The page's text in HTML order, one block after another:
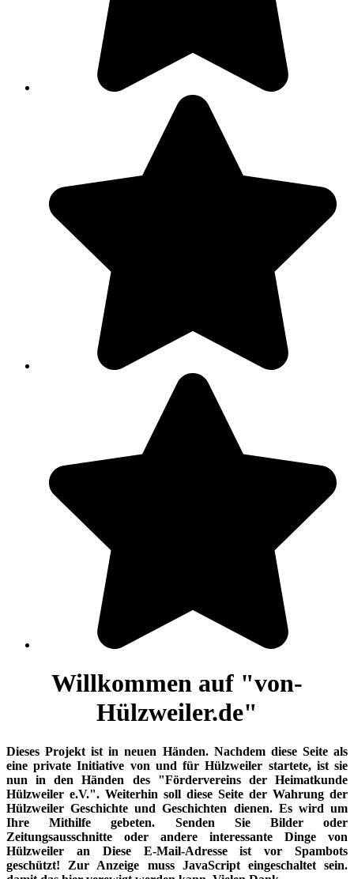
Willkommen auf "von-
Hülzweiler.de"
Dieses Projekt ist in neuen Händen. Nachdem diese Seite als
eine private Initiative von und für Hülzweiler startete, ist sie
nun in den Händen des "Fördervereins der Heimatkunde
Hülzweiler e.V.". Weiterhin soll diese Seite der Wahrung der
Hülzweiler Geschichte und Geschichten dienen. Es wird um
Ihre Mithilfe gebeten. Senden Sie Bilder oder
Zeitungsausschnitte oder andere interessante Dinge von
Hülzweiler an Diese E-Mail-Adresse ist vor Spambots
geschützt! Zur Anzeige muss JavaScript eingeschaltet sein.